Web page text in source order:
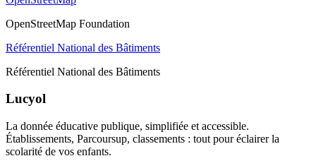
OpenStreetMap Foundation
Référentiel National des Bâtiments
Référentiel National des Bâtiments
Lucyol
La donnée éducative publique, simplifiée et accessible.
Établissements, Parcoursup, classements : tout pour éclairer la
scolarité de vos enfants.